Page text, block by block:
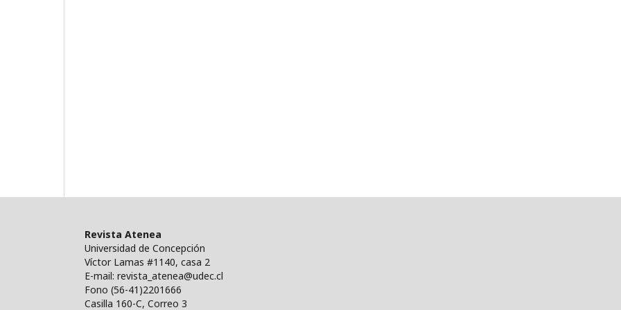
Revista Atenea
Universidad de Concepción
Víctor Lamas #1140, casa 2
E-mail: revista_atenea@udec.cl
Fono (56-41)2201666
Casilla 160-C, Correo 3